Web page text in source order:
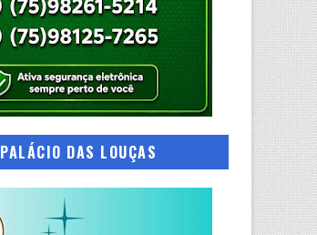
PALÁCIO DAS LOUÇAS